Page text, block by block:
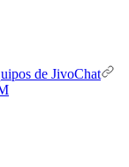
de JivoChat